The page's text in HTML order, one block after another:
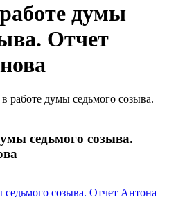
думы
Отчет
работе думы седьмого созыва.
седьмого созыва.